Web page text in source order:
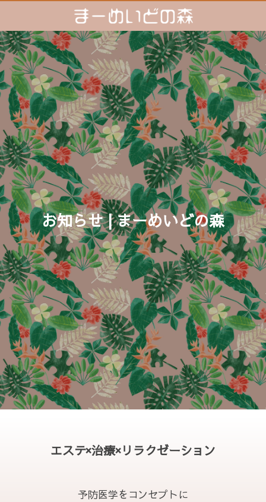
お知らせ | まーめいどの森
エステ×治療×リラクゼーション
予防医学をコンセプトに